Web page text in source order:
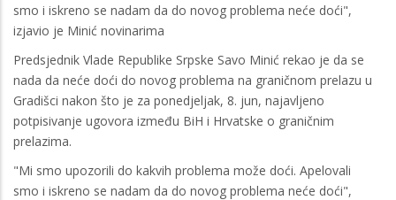
smo i iskreno se nadam da do novog problema neće doći",
izjavio je Minić novinarima
Predsjednik Vlade Republike Srpske Savo Minić rekao je da se
nada da neće doći do novog problema na graničnom prelazu u
Gradišci nakon što je za ponedjeljak, 8. jun, najavljeno
potpisivanje ugovora između BiH i Hrvatske o graničnim
prelazima.
"Mi smo upozorili do kakvih problema može doći. Apelovali
smo i iskreno se nadam da do novog problema neće doći",